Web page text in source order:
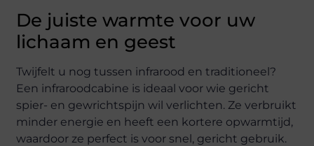
De juiste warmte voor uw
lichaam en geest
Twijfelt u nog tussen infrarood en traditioneel?
Een infraroodcabine is ideaal voor wie gericht
spier- en gewrichtspijn wil verlichten. Ze verbruikt
minder energie en heeft een kortere opwarmtijd,
waardoor ze perfect is voor snel, gericht gebruik.